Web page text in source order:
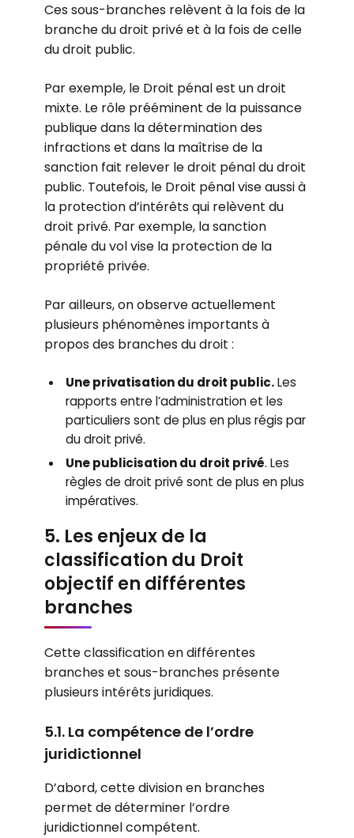
Ces sous-branches relèvent à la fois de la
branche du droit privé et à la fois de celle
du droit public.
Par exemple, le Droit pénal est un droit
mixte. Le rôle prééminent de la puissance
publique dans la détermination des
infractions et dans la maîtrise de la
sanction fait relever le droit pénal du droit
public. Toutefois, le Droit pénal vise aussi à
la protection d’intérêts qui relèvent du
droit privé. Par exemple, la sanction
pénale du vol vise la protection de la
propriété privée.
Par ailleurs, on observe actuellement
plusieurs phénomènes importants à
propos des branches du droit :
Une privatisation du droit public.Les
rapports entre l’administration et les
particuliers sont de plus en plus régis par
du droit privé.
Une publicisation du droit privé. Les
règles de droit privé sont de plus en plus
impératives.
5. Les enjeux de la
classification du Droit
objectif en différentes
branches
Cette classification en différentes
branches et sous-branches présente
plusieurs intérêts juridiques.
5.1. La compétence de l’ordre
juridictionnel
D’abord, cette division en branches
permet de déterminer l’ordre
juridictionnel compétent.